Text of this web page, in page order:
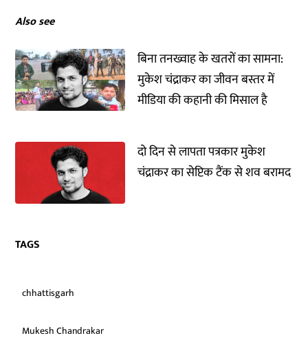
Also see
बिना तनख्वाह के खतरों का सामना:
मुकेश चंद्राकर का जीवन बस्तर में
मीडिया की कहानी की मिसाल है
दो दिन से लापता पत्रकार मुकेश
चंद्राकर का सेप्टिक टैंक से शव बरामद
TAGS
chhattisgarh
Mukesh Chandrakar